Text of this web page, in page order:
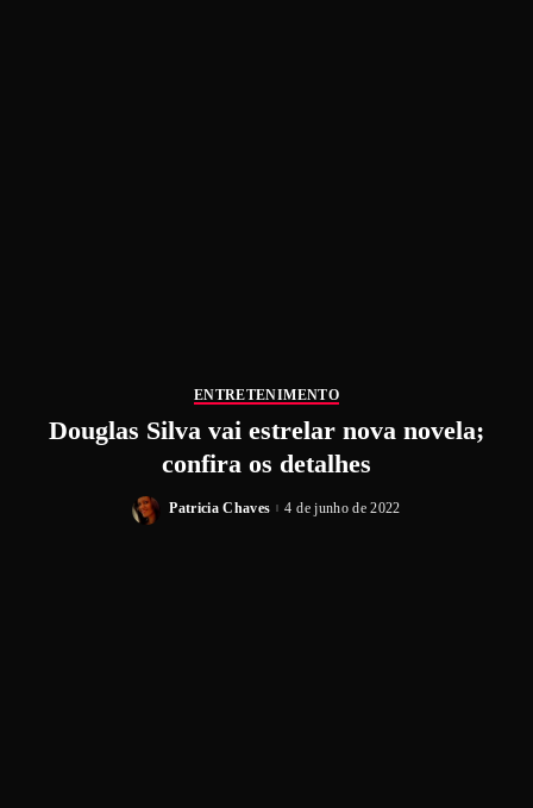
ENTRETENIMENTO
Douglas Silva vai estrelar nova novela;
confira os detalhes
Patricia Chaves 4 de junho de 2022